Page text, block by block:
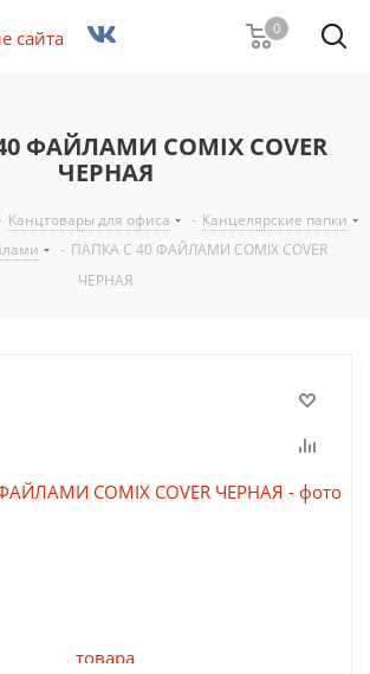
0
ФАЙЛАМИ COMIX COVER
ЧЕРНАЯ
Канцтовары для офиса - Канцелярские папки
- ПАПКА С 40 ФАЙЛАМИ COMIX COVER
ЧЕРНАЯ